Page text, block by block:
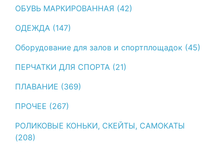
ОБУВЬ МАРКИРОВАННАЯ (42)
ОДЕЖДА (147)
Оборудование для залов и спортплощадок (45)
ПЕРЧАТКИ ДЛЯ СПОРТА (21)
ПЛАВАНИЕ (369)
ПРОЧЕЕ (267)
РОЛИКОВЫЕ КОНЬКИ, СКЕЙТЫ, САМОКАТЫ
(208)